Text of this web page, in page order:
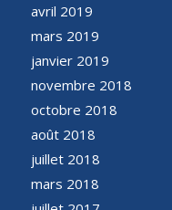
avril 2019
mars 2019
janvier 2019
novembre 2018
octobre 2018
août 2018
juillet 2018
mars 2018